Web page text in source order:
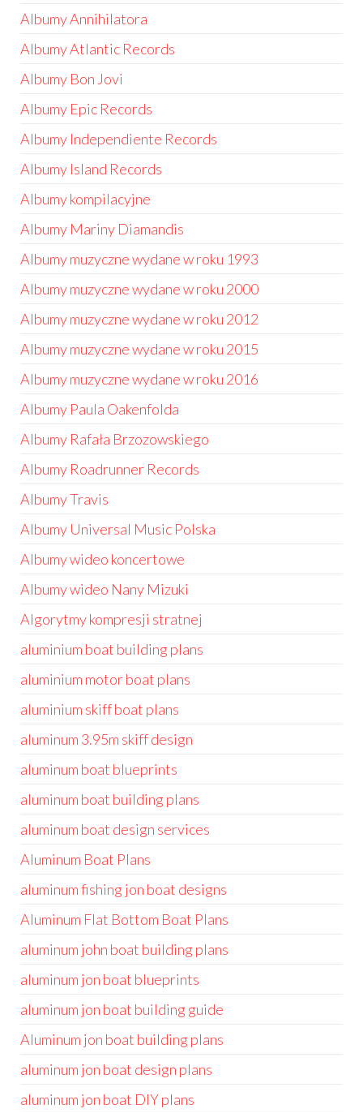
Albumy Annihilatora
Albumy Atlantic Records
Albumy Bon Jovi
Albumy Epic Records
Albumy Independiente Records
Albumy Island Records
Albumy kompilacyjne
Albumy Mariny Diamandis
Albumy muzyczne wydane w roku 1993
Albumy muzyczne wydane w roku 2000
Albumy muzyczne wydane w roku 2012
Albumy muzyczne wydane w roku 2015
Albumy muzyczne wydane w roku 2016
Albumy Paula Oakenfolda
Albumy Rafała Brzozowskiego
Albumy Roadrunner Records
Albumy Travis
Albumy Universal Music Polska
Albumy wideo koncertowe
Albumy wideo Nany Mizuki
Algorytmy kompresji stratnej
aluminium boat building plans
aluminium motor boat plans
aluminium skiff boat plans
aluminum 3.95m skiff design
aluminum boat blueprints
aluminum boat building plans
aluminum boat design services
Aluminum Boat Plans
aluminum fishing jon boat designs
Aluminum Flat Bottom Boat Plans
aluminum john boat building plans
aluminum jon boat blueprints
aluminum jon boat building guide
Aluminum jon boat building plans
aluminum jon boat design plans
aluminum jon boat DIY plans